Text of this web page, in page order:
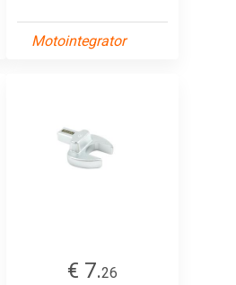
Motointegrator
€ 7.26